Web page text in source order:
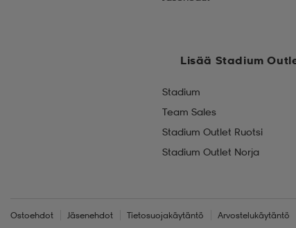
Lisää Stadium
Stadium
Team Sales
Stadium Outlet Ruotsi
Stadium Outlet Norja
Ostoehdot Jäsenehdot Tietosuojakäytäntö Arvostelukäytäntö